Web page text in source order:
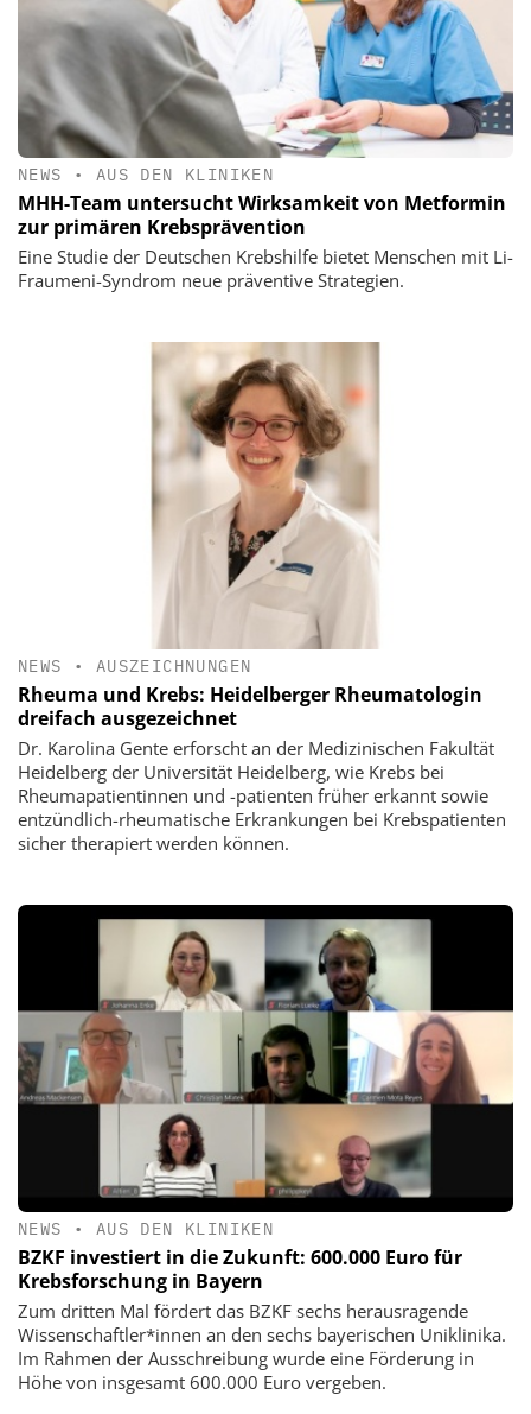
NEWS • AUS DEN KLINIKEN
MHH-Team untersucht Wirksamkeit von Metformin
zur primären Krebsprävention
Eine Studie der Deutschen Krebshilfe bietet Menschen mit Li-
Fraumeni-Syndrom neue präventive Strategien.
NEWS • AUSZEICHNUNGEN
Rheuma und Krebs: Heidelberger Rheumatologin
dreifach ausgezeichnet
Dr. Karolina Gente erforscht an der Medizinischen Fakultät
Heidelberg der Universität Heidelberg, wie Krebs bei
Rheumapatientinnen und -patienten früher erkannt sowie
entzündlich-rheumatische Erkrankungen bei Krebspatienten
sicher therapiert werden können.
NEWS • AUS DEN KLINIKEN
BZKF investiert in die Zukunft: 600.000 Euro für
Krebsforschung in Bayern
Zum dritten Mal fördert das BZKF sechs herausragende
Wissenschaftler*innen an den sechs bayerischen Uniklinika.
Im Rahmen der Ausschreibung wurde eine Förderung in
Höhe von insgesamt 600.000 Euro vergeben.